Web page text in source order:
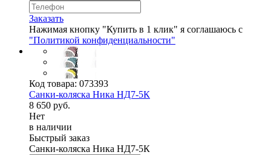
Заказать
Нажимая кнопку "Купить в 1 клик" я соглашаюсь с
"Политикой конфиденциальности"
Код товара: 073393
Cанки-коляска Ника НД7-5К
8 650 руб.
Нет
в наличии
Быстрый заказ
Cанки-коляска Ника НД7-5К